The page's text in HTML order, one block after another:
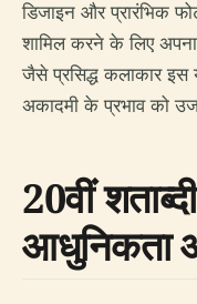
डिजाइन और प्रारंभिक
शामिल करने के लिए अपना
जैसे प्रसिद्ध कलाकार
अकादमी के प्रभाव को
20वीं
आधुनिकता